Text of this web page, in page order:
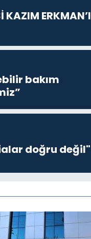
KAZIM ERKMAN’I
bakım
doğru değil"